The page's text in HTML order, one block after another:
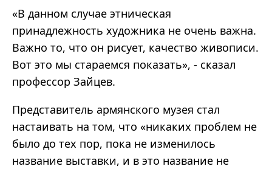
«В данном случае этническая
принадлежность художника не очень важна.
Важно то, что он рисует, качество живописи.
Вот это мы стараемся показать», - сказал
профессор Зайцев.
Представитель армянского музея стал
настаивать на том, что «никаких проблем не
было до тех пор, пока не изменилось
название выставки, и в это название не